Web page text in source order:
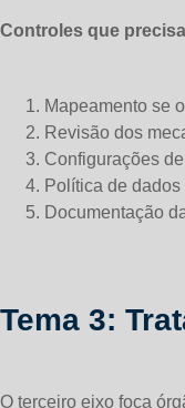
Controles que
Mapeamento se
Revisão dos
Configurações
Política de
Documentação
Tema 3:
O terceiro eixo foca